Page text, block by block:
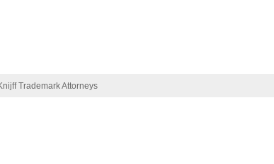
Trademark Attorneys